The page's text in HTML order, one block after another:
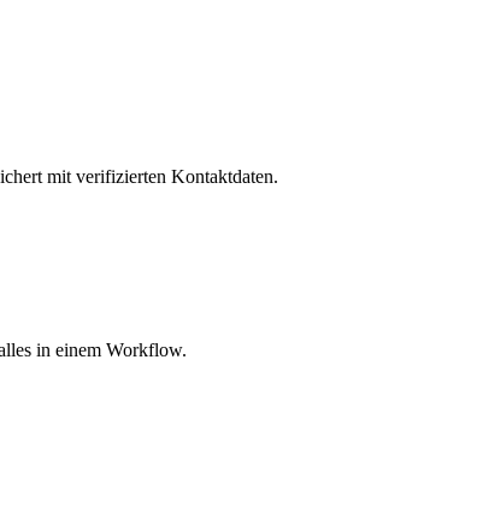
mit verifizierten Kontaktdaten.
in einem Workflow.